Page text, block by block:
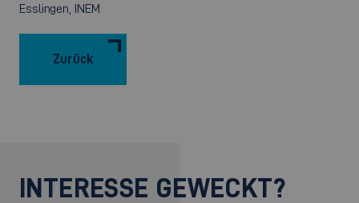
Esslingen, INEM
Zurück
INTERESSE GEWECKT?